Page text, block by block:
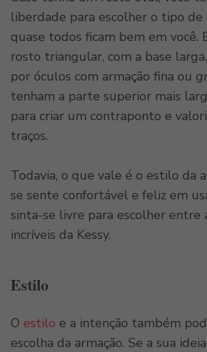
liberdade para escolher o tipo de
quase todos ficam bem em você.
rosto triangular, com a base
por óculos com armação fina ou
tenham a parte superior mais
para criar um contraponto e
traços.
Todavia, o que vale é o estilo da
se sente confortável e feliz em
sinta-se livre para escolher entre
incríveis da Kessy.
Estilo
O estilo e a intenção também
escolha da armação. Se a sua